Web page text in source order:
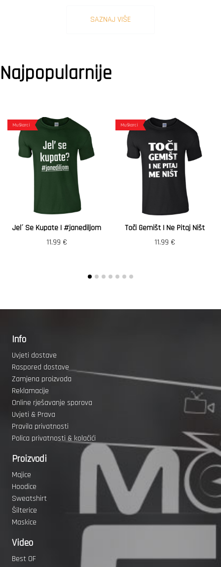
SAZNAJ VIŠE
Najpopularnije
Muškarci
Jel´ Se Kupate | #janediljom
11.99 €
Muškarci
Toči Gemišt I Ne Pitaj Ništ
11.99 €
Info
Uvjeti dostave
Raspored dostave
Zamjena proizvoda
Reklamacije
Online rješavanje sporova
Uvjeti & Prava
Pravila privatnosti
Polica privatnosti & kolačići
Proizvodi
Majice
Hoodice
Sweatshirt
Šilterice
Maskice
Video
Best OF